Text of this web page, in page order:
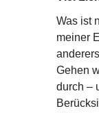
Was ist
meiner
Gehen
durch –